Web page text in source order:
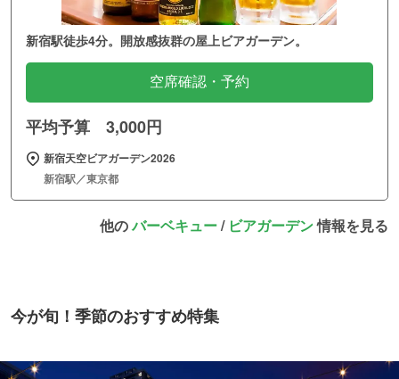
新宿駅徒歩4分。開放感抜群の屋上ビアガーデン。
空席確認・予約
平均予算 3,000円
新宿天空ビアガーデン2026
新宿駅／東京都
他のバーベキュー/ ビアガーデン情報を見る
今が旬！季節のおすすめ特集